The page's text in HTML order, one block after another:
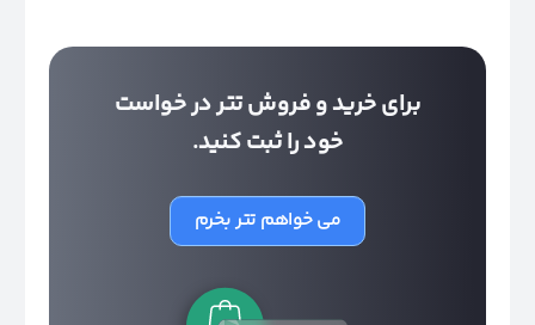
برای خرید و فروش تتر در خواست
خود را ثبت کنید.
می خواهم تتر بخرم